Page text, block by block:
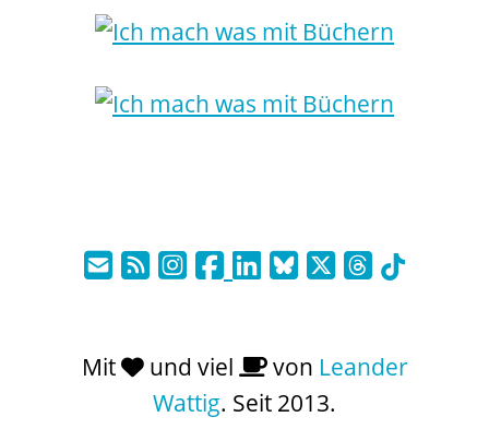
Mit und viel von Leander
Wattig. Seit 2013.